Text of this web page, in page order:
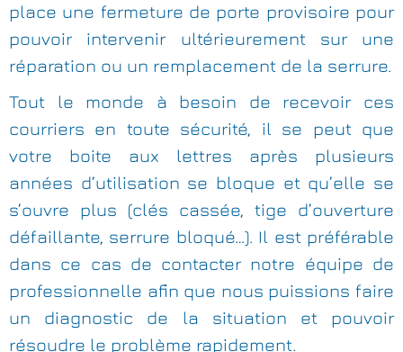
place une fermeture de porte provisoire pour
pouvoir intervenir ultérieurement sur une
réparation ou un remplacement de la serrure.
Tout le monde à besoin de recevoir ces
courriers en toute sécurité, il se peut que
votre boite aux lettres après plusieurs
années d’utilisation se bloque et qu’elle se
s’ouvre plus (clés cassée, tige d’ouverture
défaillante, serrure bloqué…). Il est préférable
dans ce cas de contacter notre équipe de
professionnelle afin que nous puissions faire
un diagnostic de la situation et pouvoir
résoudre le problème rapidement.